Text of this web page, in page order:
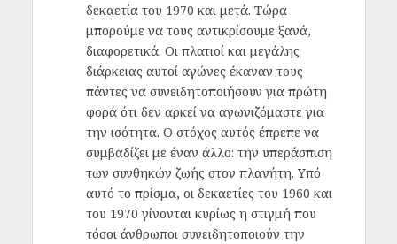
δεκαετία του 1970 και μετά. Τώρα
μπορούμε να τους αντικρίσουμε ξανά,
διαφορετικά. Οι πλατιοί και μεγάλης
διάρκειας αυτοί αγώνες έκαναν τους
πάντες να συνειδητοποιήσουν για πρώτη
φορά ότι δεν αρκεί να αγωνιζόμαστε για
την ισότητα. Ο στόχος αυτός έπρεπε να
συμβαδίζει με έναν άλλο: την υπεράσπιση
των συνθηκών ζωής στον πλανήτη. Υπό
αυτό το πρίσμα, οι δεκαετίες του 1960 και
του 1970 γίνονται κυρίως η στιγμή που
τόσοι άνθρωποι συνειδητοποιούν την